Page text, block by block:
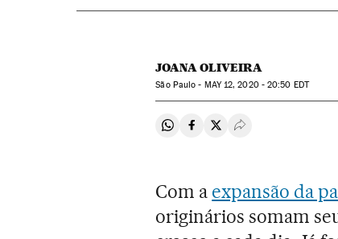
JOANA OLIVEIRA
São Paulo - MAY12, 2020 - 20:50 EDT
Compartir en Whatsapp
Compartir en Facebook
Compartir en Twitter
Desplegar Redes
Com a expansão da
originários somam